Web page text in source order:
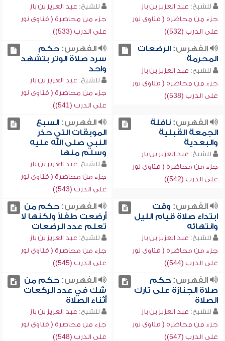
للشيخ: عبد العزيز بن باز
جزء من محاضرة ( فتاوى نور
على الدرب (532))
للشيخ: عبد العزيز بن باز
جزء من محاضرة ( فتاوى نور
على الدرب (533))
الفهرس:الرضعات
المحرمة
للشيخ: عبد العزيز بن باز
جزء من محاضرة ( فتاوى نور
على الدرب (538))
الفهرس:حكم
سرد صلاة الوتر بتشهد
واحد
للشيخ: عبد العزيز بن باز
جزء من محاضرة ( فتاوى نور
على الدرب (541))
الفهرس:نافلة
الجمعة القبلية
والبعدية
للشيخ: عبد العزيز بن باز
جزء من محاضرة ( فتاوى نور
على الدرب (542))
الفهرس:السبع
الموبقات التي حذر
النبي صلى الله عليه
وسلم منها
للشيخ: عبد العزيز بن باز
جزء من محاضرة ( فتاوى نور
على الدرب (543))
الفهرس: وقت
ابتداء صلاة قيام الليل
وانتهائه
للشيخ: عبد العزيز بن باز
جزء من محاضرة ( فتاوى نور
على الدرب (544))
الفهرس:حكم من
أرضعت طفلاً ولكنها لا
تعلم عدد الرضعات
للشيخ: عبد العزيز بن باز
جزء من محاضرة ( فتاوى نور
على الدرب (545))
الفهرس:حكم
صلاة الجنازة على تارك
الصلاة
للشيخ: عبد العزيز بن باز
جزء من محاضرة ( فتاوى نور
على الدرب (547))
الفهرس:حكم من
شك في عدد الركعات
أثناء الصلاة
للشيخ: عبد العزيز بن باز
جزء من محاضرة ( فتاوى نور
على الدرب (548))